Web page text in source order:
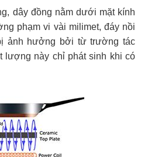
dây đồng nằm dưới mặt kính
phạm vi vài milimet, đáy nồi
ảnh hưởng bởi từ trường tác
lượng này chỉ phát sinh khi có